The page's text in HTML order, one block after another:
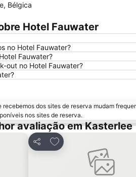
Bélgica
Hotel Fauwater
no Hotel Fauwater?
Fauwater?
out no Hotel Fauwater?
recebemos dos sites de reserva mudam
nos sites de reserva.
avaliação em Kasterlee
Partilhar
Adicionar aos favoritos